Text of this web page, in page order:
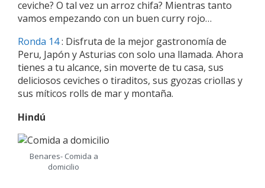
ceviche? O tal vez un arroz chifa? Mientras tanto
vamos empezando con un buen curry rojo…
Ronda 14: Disfruta de la mejor gastronomía de
Peru, Japón y Asturias con solo una llamada. Ahora
tienes a tu alcance, sin moverte de tu casa, sus
deliciosos ceviches o tiraditos, sus gyozas criollas y
sus míticos rolls de mar y montaña.
Hindú
Benares- Comida a
domicilio